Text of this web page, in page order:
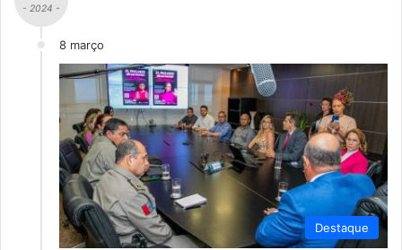
- 2024 -
8 março
Destaque